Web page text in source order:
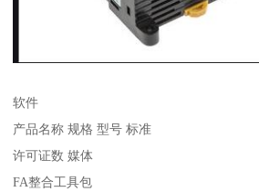
软件
产品名称 规格 型号 标准
许可证数 媒体
FA整合工具包